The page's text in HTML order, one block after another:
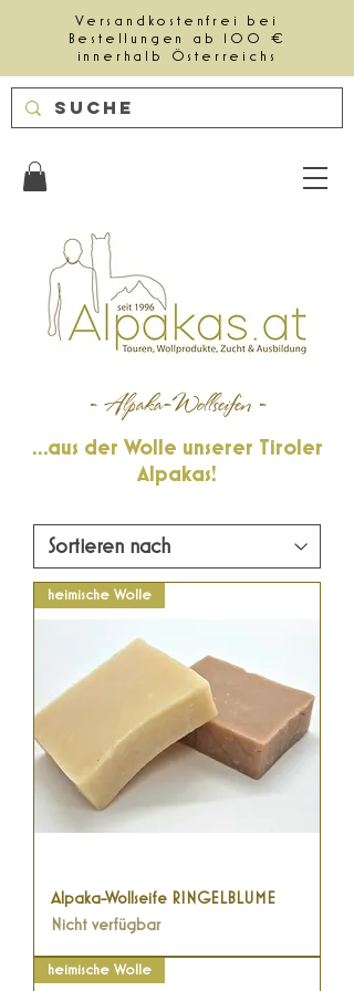
Versandkostenfrei bei
Bestellungen ab 100 €
innerhalb Österreichs
- Alpaka-Wollseifen -
...aus der Wolle unserer Tiroler
Alpakas!
heimische Wolle
Alpaka-Wollseife RINGELBLUME
Nicht verfügbar
heimische Wolle